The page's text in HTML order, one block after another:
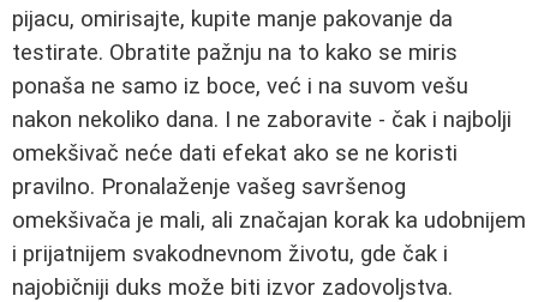
pijacu, omirisajte, kupite manje pakovanje da
testirate. Obratite pažnju na to kako se miris
ponaša ne samo iz boce, već i na suvom vešu
nakon nekoliko dana. I ne zaboravite - čak i najbolji
omekšivač neće dati efekat ako se ne koristi
pravilno. Pronalaženje vašeg savršenog
omekšivača je mali, ali značajan korak ka udobnijem
i prijatnijem svakodnevnom životu, gde čak i
najobičniji duks može biti izvor zadovoljstva.